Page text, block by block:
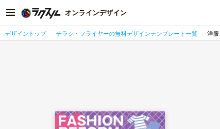
オンラインデザイン
デザイントップ チラシ・フライヤーの無料デザインテンプレート一覧 洋服